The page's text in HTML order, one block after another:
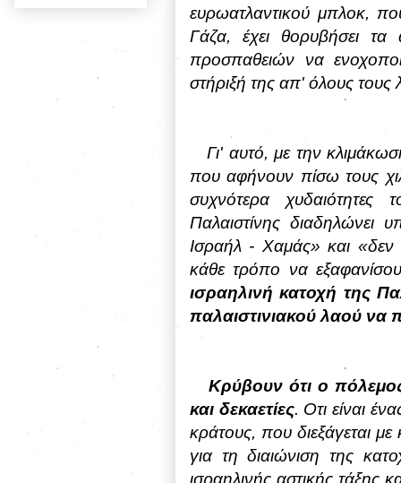
ευρωατλαντικού μπλοκ,
Γάζα, έχει θορυβήσει τα
προσπαθειών να
στήριξή της απ' όλους
Γι' αυτό, με την
που αφήνουν πίσω τους
συχνότερα
Παλαιστίνης
Ισραήλ - Χαμάς» και «δεν
κάθε τρόπο να
ισραηλινή κατοχή της
παλαιστινιακού λαού να
Κρύβουν ότι ο
και δεκαετίες. Οτι είναι
κράτους, που διεξάγεται
για τη διαιώνιση της
ισραηλινής αστικής τάξης